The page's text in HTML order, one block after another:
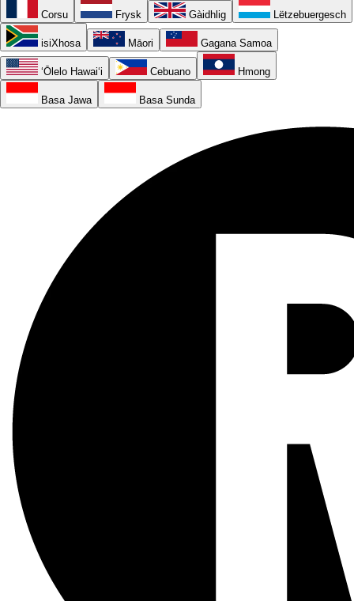
Corsu Frysk Gàidhlig Lëtzebuergesch
isiXhosa Māori Gagana Samoa
ʻŌlelo Hawaiʻi Cebuano Hmong
Basa Jawa Basa Sunda